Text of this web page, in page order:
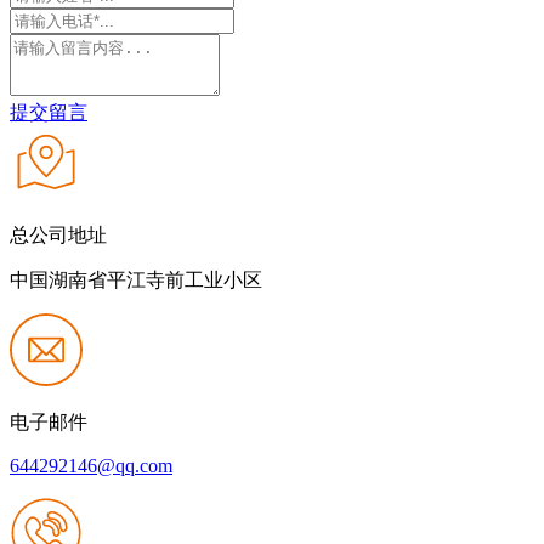
提交留言
总公司地址
中国湖南省平江寺前工业小区
电子邮件
644292146@qq.com